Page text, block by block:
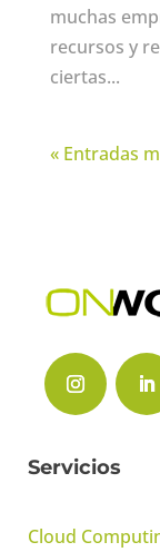
muchas
recursos y
ciertas...
« Entradas
Servicios
Cloud